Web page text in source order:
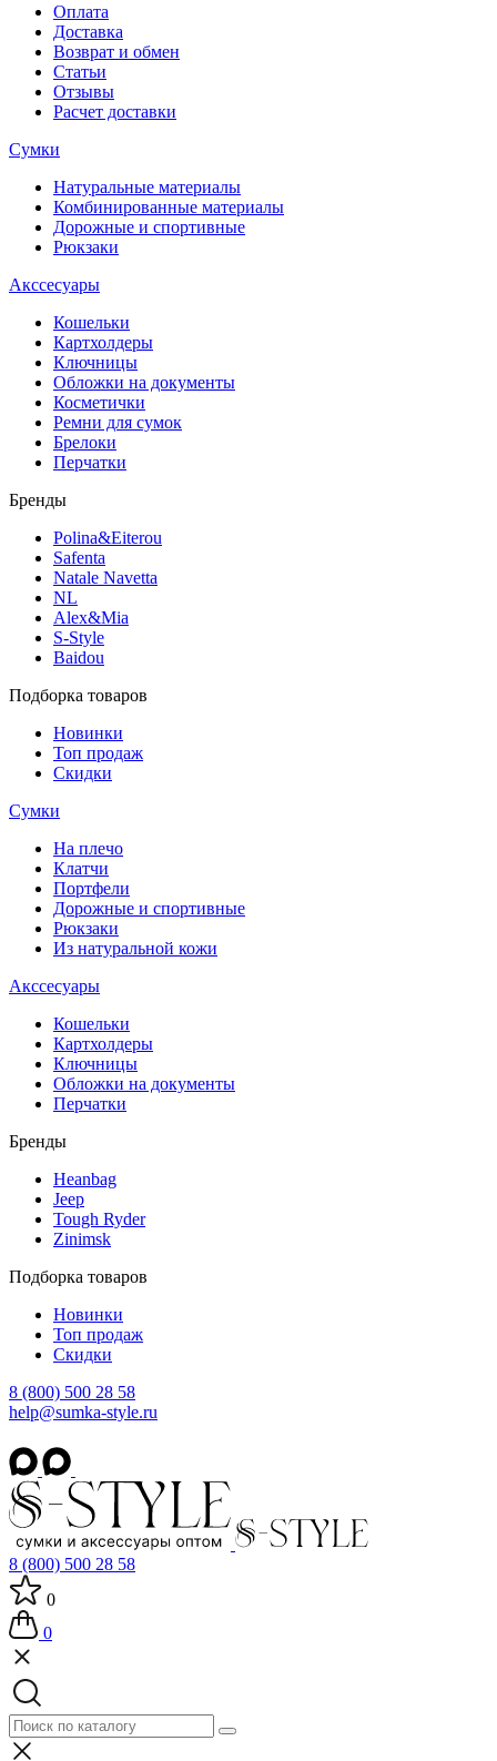
Оплата
Доставка
Возврат и обмен
Статьи
Отзывы
Расчет доставки
Сумки
Натуральные материалы
Комбинированные материалы
Дорожные и спортивные
Рюкзаки
Акссесуары
Кошельки
Картхолдеры
Ключницы
Обложки на документы
Косметички
Ремни для сумок
Брелоки
Перчатки
Бренды
Polina&Eiterou
Safenta
Natale Navetta
NL
Alex&Mia
S-Style
Baidou
Подборка товаров
Новинки
Топ продаж
Скидки
Сумки
На плечо
Клатчи
Портфели
Дорожные и спортивные
Рюкзаки
Из натуральной кожи
Акссесуары
Кошельки
Картхолдеры
Ключницы
Обложки на документы
Перчатки
Бренды
Heanbag
Jeep
Tough Ryder
Zinimsk
Подборка товаров
Новинки
Топ продаж
Скидки
8 (800) 500 28 58
help@sumka-style.ru
8 (800) 500 28 58
0
0